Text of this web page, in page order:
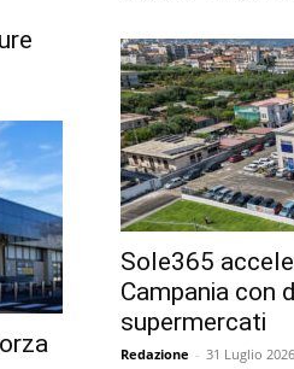
Sole365
Campania con
supermercati
Redazione - 31 Luglio 2026